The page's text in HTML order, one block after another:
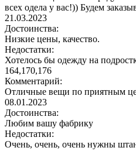
всех одела у вас!)) Будем
21.03.2023
Достоинства:
Низкие цены, качество.
Недостатки:
Хотелось бы одежду на
164,170,176
Комментарий:
Отличные вещи по приятным
08.01.2023
Достоинства:
Любим вашу фабрику
Недостатки:
Очень, очень, очень нужны